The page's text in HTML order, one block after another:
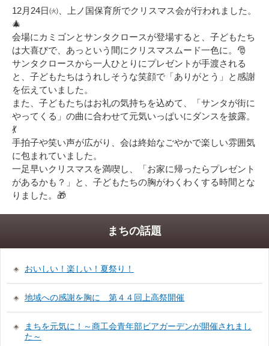
12月24日㈫、上ノ国保育所でクリスマス会が行われました。
🎄
会場にカミゴンとサンタクロースが登場すると、子どもたち
は大喜びで、あっという間にクリスマスムード一色に。🎅
サンタクロースから一人ひとりにプレゼントが手渡される
と、子どもたちはうれしそうな笑顔で「ありがとう」と感謝
を伝えていました。
また、子どもたちはお礼の気持ちを込めて、「サンタが街に
やってくる」の曲に合わせて元気いっぱいにダンスを披露。
💃
手拍子や笑い声が広がり、会は終始なごやかで楽しい雰囲気
に包まれていました。
一足早いクリスマスを満喫し、「お家に帰ったらプレゼント
があるかも？」と、子どもたちの胸がわくわくする時間とな
りました。🎁
まちの話題
おいしい！楽しい！夏祭り！
地域への感謝を胸に 第４４回上高祭開催
まちを元気に！～商工会青年部ビアガーデンが開催されまし
た～